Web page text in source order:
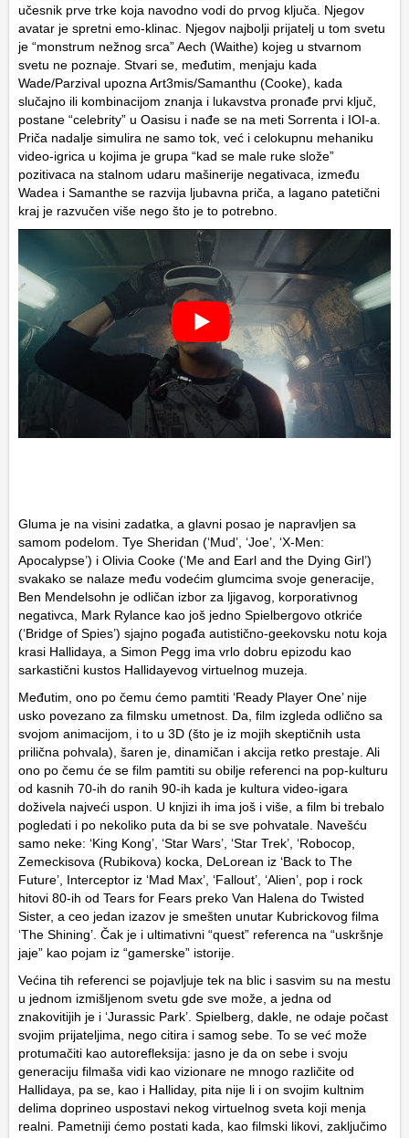
učesnik prve trke koja navodno vodi do prvog ključa. Njegov
avatar je spretni emo-klinac. Njegov najbolji prijatelj u tom svetu
je “monstrum nežnog srca” Aech (Waithe) kojeg u stvarnom
svetu ne poznaje. Stvari se, međutim, menjaju kada
Wade/Parzival upozna Art3mis/Samanthu (Cooke), kada
slučajno ili kombinacijom znanja i lukavstva pronađe prvi ključ,
postane “celebrity” u Oasisu i nađe se na meti Sorrenta i IOI-a.
Priča nadalje simulira ne samo tok, već i celokupnu mehaniku
video-igrica u kojima je grupa “kad se male ruke slože”
pozitivaca na stalnom udaru mašinerije negativaca, između
Wadea i Samanthe se razvija ljubavna priča, a lagano patetični
kraj je razvučen više nego što je to potrebno.
Gluma je na visini zadatka, a glavni posao je napravljen sa
samom podelom. Tye Sheridan (‘Mud’, ‘Joe’, ‘X-Men:
Apocalypse’) i Olivia Cooke (‘Me and Earl and the Dying Girl’)
svakako se nalaze među vodećim glumcima svoje generacije,
Ben Mendelsohn je odličan izbor za ljigavog, korporativnog
negativca, Mark Rylance kao još jedno Spielbergovo otkriće
(‘Bridge of Spies’) sjajno pogađa autistično-geekovsku notu koja
krasi Hallidaya, a Simon Pegg ima vrlo dobru epizodu kao
sarkastični kustos Hallidayevog virtuelnog muzeja.
Međutim, ono po čemu ćemo pamtiti ‘Ready Player One’ nije
usko povezano za filmsku umetnost. Da, film izgleda odlično sa
svojom animacijom, i to u 3D (što je iz mojih skeptičnih usta
prilična pohvala), šaren je, dinamičan i akcija retko prestaje. Ali
ono po čemu će se film pamtiti su obilje referenci na pop-kulturu
od kasnih 70-ih do ranih 90-ih kada je kultura video-igara
doživela najveći uspon. U knjizi ih ima još i više, a film bi trebalo
pogledati i po nekoliko puta da bi se sve pohvatale. Navešću
samo neke: ‘King Kong’, ‘Star Wars’, ‘Star Trek’, ‘Robocop,
Zemeckisova (Rubikova) kocka, DeLorean iz ‘Back to The
Future’, Interceptor iz ‘Mad Max’, ‘Fallout’, ‘Alien’, pop i rock
hitovi 80-ih od Tears for Fears preko Van Halena do Twisted
Sister, a ceo jedan izazov je smešten unutar Kubrickovog filma
‘The Shining’. Čak je i ultimativni “quest” referenca na “uskršnje
jaje” kao pojam iz “gamerske” istorije.
Većina tih referenci se pojavljuje tek na blic i sasvim su na mestu
u jednom izmišljenom svetu gde sve može, a jedna od
znakovitijih je i ‘Jurassic Park’. Spielberg, dakle, ne odaje počast
svojim prijateljima, nego citira i samog sebe. To se već može
protumačiti kao autorefleksija: jasno je da on sebe i svoju
generaciju filmaša vidi kao vizionare ne mnogo različite od
Hallidaya, pa se, kao i Halliday, pita nije li i on svojim kultnim
delima doprineo uspostavi nekog virtuelnog sveta koji menja
realni. Pametniji ćemo postati kada, kao filmski likovi, zaključimo